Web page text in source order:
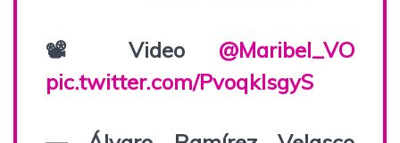
📽️ Video @Maribel_VO
pic.twitter.com/PvoqkIsgyS